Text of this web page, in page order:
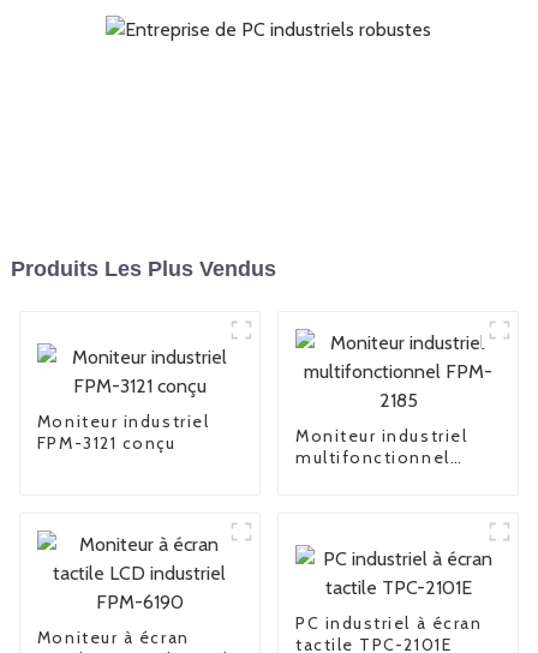
Produits Les Plus Vendus
Moniteur industriel
FPM-3121 conçu
Moniteur industriel
multifonctionnel
Moniteur à écran
PC industriel à écran
tactile TPC-2101E